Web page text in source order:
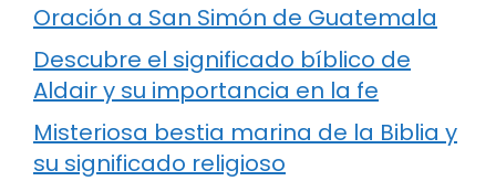
Oración a San Simón de Guatemala
Descubre el significado bíblico de
Aldair y su importancia en la fe
Misteriosa bestia marina de la Biblia y
su significado religioso